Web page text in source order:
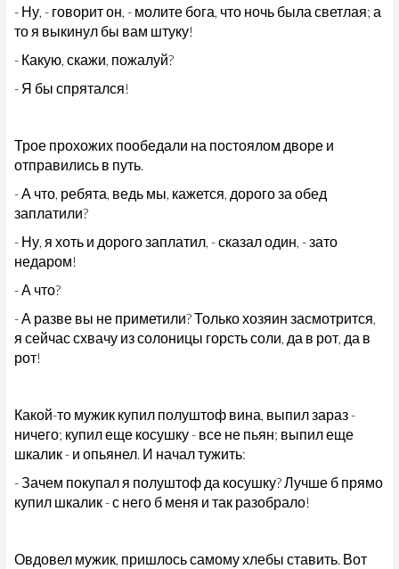
- Ну, - говорит он, - молите бога, что ночь была светлая; а
то я выкинул бы вам штуку!
- Какую, скажи, пожалуй?
- Я бы спрятался!
Трое прохожих пообедали на постоялом дворе и
отправились в путь.
- А что, ребята, ведь мы, кажется, дорого за обед
заплатили?
- Ну, я хоть и дорого заплатил, - сказал один, - зато
недаром!
- А что?
- А разве вы не приметили? Только хозяин засмотрится,
я сейчас схвачу из солоницы горсть соли, да в рот, да в
рот!
Какой-то мужик купил полуштоф вина, выпил зараз -
ничего; купил еще косушку - все не пьян; выпил еще
шкалик - и опьянел. И начал тужить:
- Зачем покупал я полуштоф да косушку? Лучше б прямо
купил шкалик - с него б меня и так разобрало!
Овдовел мужик, пришлось самому хлебы ставить. Вот